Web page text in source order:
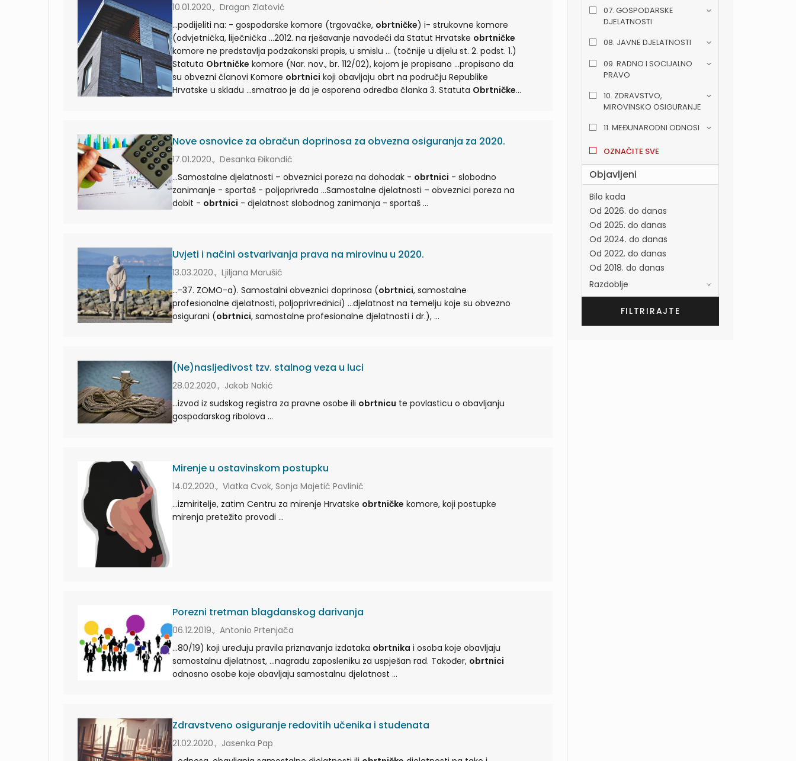
10.01.2020., Dragan Zlatović
...podijeliti na: - gospodarske komore (trgovačke, obrtničke) i- strukovne komore
(odvjetnička, liječnička ...2012. na rješavanje navodeći da Statut Hrvatske obrtničke
komore ne predstavlja podzakonski propis, u smislu ... (točnije u dijelu st. 2. podst. 1.)
Statuta Obrtničke komore (Nar. nov., br. 112/02), kojom je propisano ...propisano da
su obvezni članovi Komore obrtnici koji obavljaju obrt na području Republike
Hrvatske u skladu ...smatrao je da je osporena odredba članka 3. Statuta Obrtničke
Nove osnovice za obračun doprinosa za obvezna osiguranja za 2020.
17.01.2020., Desanka Đikandić
...Samostalne djelatnosti – obveznici poreza na dohodak - obrtnici - slobodno
zanimanje - sportaš - poljoprivreda ...Samostalne djelatnosti – obveznici poreza na
dobit - obrtnici - djelatnost slobodnog zanimanja - sportaš ...
Uvjeti i načini ostvarivanja prava na mirovinu u 2020.
13.03.2020., Ljiljana Marušić
...-37. ZOMO-a). Samostalni obveznici doprinosa (obrtnici, samostalne
profesionalne djelatnosti, poljoprivrednici) ...djelatnost na temelju koje su obvezno
osigurani (obrtnici , samostalne profesionalne djelatnosti i dr.), ...
(Ne)nasljedivost tzv. stalnog veza u luci
28.02.2020., Jakob Nakić
...izvod iz sudskog registra za pravne osobe ili obrtnicu te povlasticu o obavljanju
gospodarskog ribolova ...
Mirenje u ostavinskom postupku
14.02.2020., Vlatka Cvok, Sonja Majetić Pavlinić
...izmiritelje, zatim Centru za mirenje Hrvatske obrtničke komore, koji postupke
mirenja pretežito provodi ...
Porezni tretman blagdanskog darivanja
06.12.2019., Antonio Prtenjača
...80/19) koji uređuju pravila priznavanja izdataka obrtnika i osoba koje obavljaju
samostalnu djelatnost, ...nagradu zaposleniku za uspješan rad. Također, obrtnici
odnosno osobe koje obavljaju samostalnu djelatnost ...
Zdravstveno osiguranje redovitih učenika i studenata
21.02.2020., Jasenka Pap
07. GOSPODARSKE
DJELATNOSTI
08. JAVNE DJELATNOSTI
09. RADNO I SOCIJALNO
PRAVO
10. ZDRAVSTVO,
MIROVINSKO OSIGURANJE
11. MEĐUNARODNI ODNOSI
OZNAČITE SVE
Objavljeni
Bilo kada
Od 2026. do danas
Od 2025. do danas
Od 2024. do danas
Od 2022. do danas
Od 2018. do danas
Razdoblje